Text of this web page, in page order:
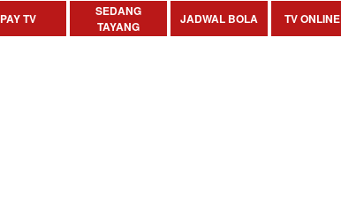
PAY TV
SEDANG
TAYANG
JADWAL BOLA TV ONLINE